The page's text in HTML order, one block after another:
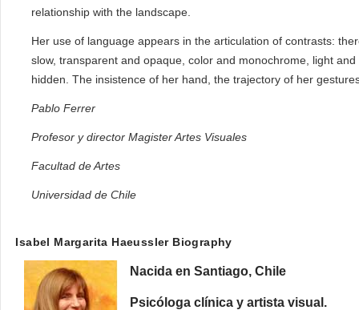
relationship with the landscape.
Her use of language appears in the articulation of contrasts:
slow, transparent and opaque, color and monochrome, light
hidden. The insistence of her hand, the trajectory of her
Pablo Ferrer
Profesor y director Magister Artes Visuales
Facultad de Artes
Universidad de Chile
Isabel Margarita Haeussler Biography
Nacida en Santiago, Chile
Psicóloga clínica y artista visual.